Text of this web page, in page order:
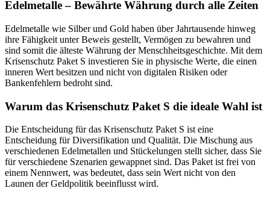
Edelmetalle – Bewährte Währung durch alle Zeiten
Edelmetalle wie Silber und Gold haben über Jahrtausende hinweg
ihre Fähigkeit unter Beweis gestellt, Vermögen zu bewahren und
sind somit die älteste Währung der Menschheitsgeschichte. Mit dem
Krisenschutz Paket S investieren Sie in physische Werte, die einen
inneren Wert besitzen und nicht von digitalen Risiken oder
Bankenfehlern bedroht sind.
Warum das Krisenschutz Paket S die ideale Wahl ist
Die Entscheidung für das Krisenschutz Paket S ist eine
Entscheidung für Diversifikation und Qualität. Die Mischung aus
verschiedenen Edelmetallen und Stückelungen stellt sicher, dass Sie
für verschiedene Szenarien gewappnet sind. Das Paket ist frei von
einem Nennwert, was bedeutet, dass sein Wert nicht von den
Launen der Geldpolitik beeinflusst wird.